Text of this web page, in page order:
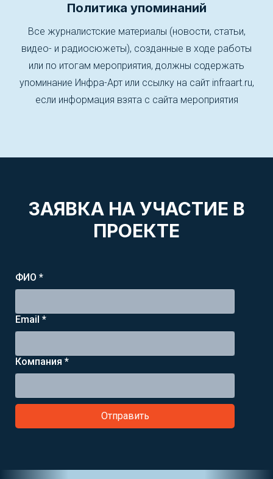
Политика упоминаний
Все журналистские материалы (новости, статьи,
видео- и радиосюжеты), созданные в ходе работы
или по итогам мероприятия, должны содержать
упоминание Инфра-Арт или ссылку на сайт infraart.ru,
если информация взята с сайта мероприятия
ЗАЯВКА НА УЧАСТИЕ В
ПРОЕКТЕ
ФИО *
Email *
Компания *
Отправить